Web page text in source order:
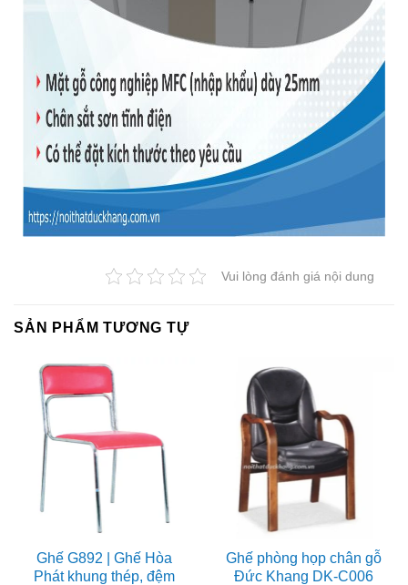
Vui lòng đánh giá nội dung
SẢN PHẨM TƯƠNG TỰ
Ghế G892 | Ghế Hòa
Phát khung thép, đệm
Ghế phòng họp chân gỗ
Đức Khang DK-C006